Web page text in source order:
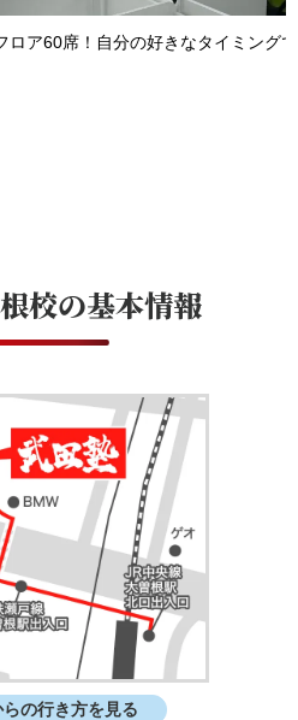
分の好きなタイミングで利用可
校の基本情報
の行き方を見る